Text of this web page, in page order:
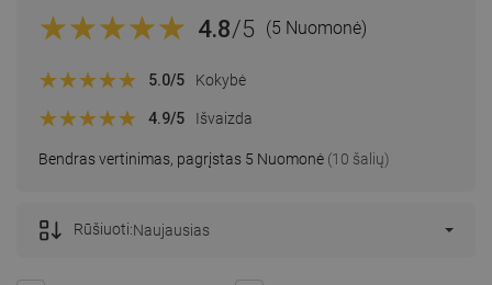
4.8/5 (5 Nuomonė)
Bendras vertinimas, pagrįstas 5 Nuomonė (10 šalių)
5.0/5 Kokybė
4.9/5 Išvaizda
Rūšiuoti:Naujausias